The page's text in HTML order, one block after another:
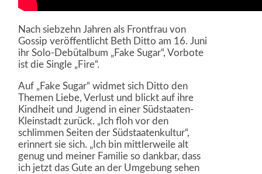
Nach siebzehn Jahren als Frontfrau von
Gossip veröffentlicht Beth Ditto am 16. Juni
ihr Solo-Debütalbum „Fake Sugar“, Vorbote
ist die Single „Fire“.
Auf „Fake Sugar“ widmet sich Ditto den
Themen Liebe, Verlust und blickt auf ihre
Kindheit und Jugend in einer Südstaaten-
Kleinstadt zurück. „Ich floh vor den
schlimmen Seiten der Südstaatenkultur“,
erinnert sie sich. „Ich bin mittlerweile alt
genug und meiner Familie so dankbar, dass
ich jetzt das Gute an der Umgebung sehen